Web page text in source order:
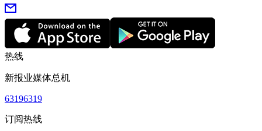
热线
新报业媒体总机
63196319
订阅热线